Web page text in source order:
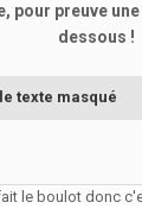
pour preuve
dessous !
texte masqué
le boulot donc